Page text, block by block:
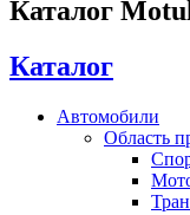
Каталог
Каталог
Автомобили
Область